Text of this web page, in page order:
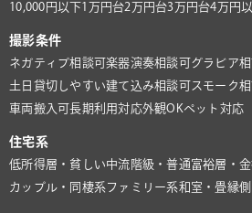
10,000円以下1万円台2万円台3万円台4万円
撮影条件
ネガティブ相談可楽器演奏相談可 グラビア相
土日貸切しやすい建て込み相談可 スモーク相
車両搬入可長期利用対応外観OKペット対応
住宅系
低所得層・貧しい中流階級・普通富裕層・金
カップル・同棲系ファミリー系和室・畳縁